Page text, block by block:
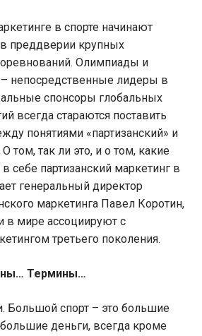
в спорте начинают
преддверии крупных
Олимпиады и
непосредственные лидеры в
спонсоры глобальных
всегда стараются поставить
понятиями «партизанский» и
О том, так ли это, и о том, какие
себе партизанский маркетинг в
генеральный директор
маркетинга Павел Коротин,
в мире ассоциируют с
третьего поколения.
Термины…
Большой спорт – это большие
деньги, всегда кроме